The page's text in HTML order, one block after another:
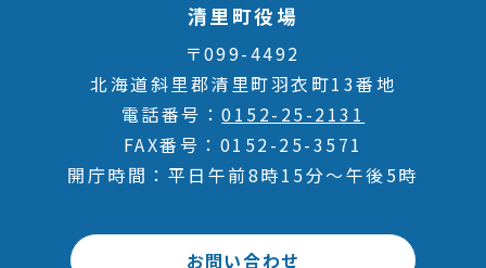
清里町役場
〒099-4492
北海道斜里郡清里町羽衣町13番地
電話番号
0152-25-2131
FAX番号
0152-25-3571
開庁時間
平日午前8時15分～午後5時
お問い合わせ